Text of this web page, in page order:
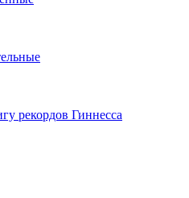
рекордов Гиннесса